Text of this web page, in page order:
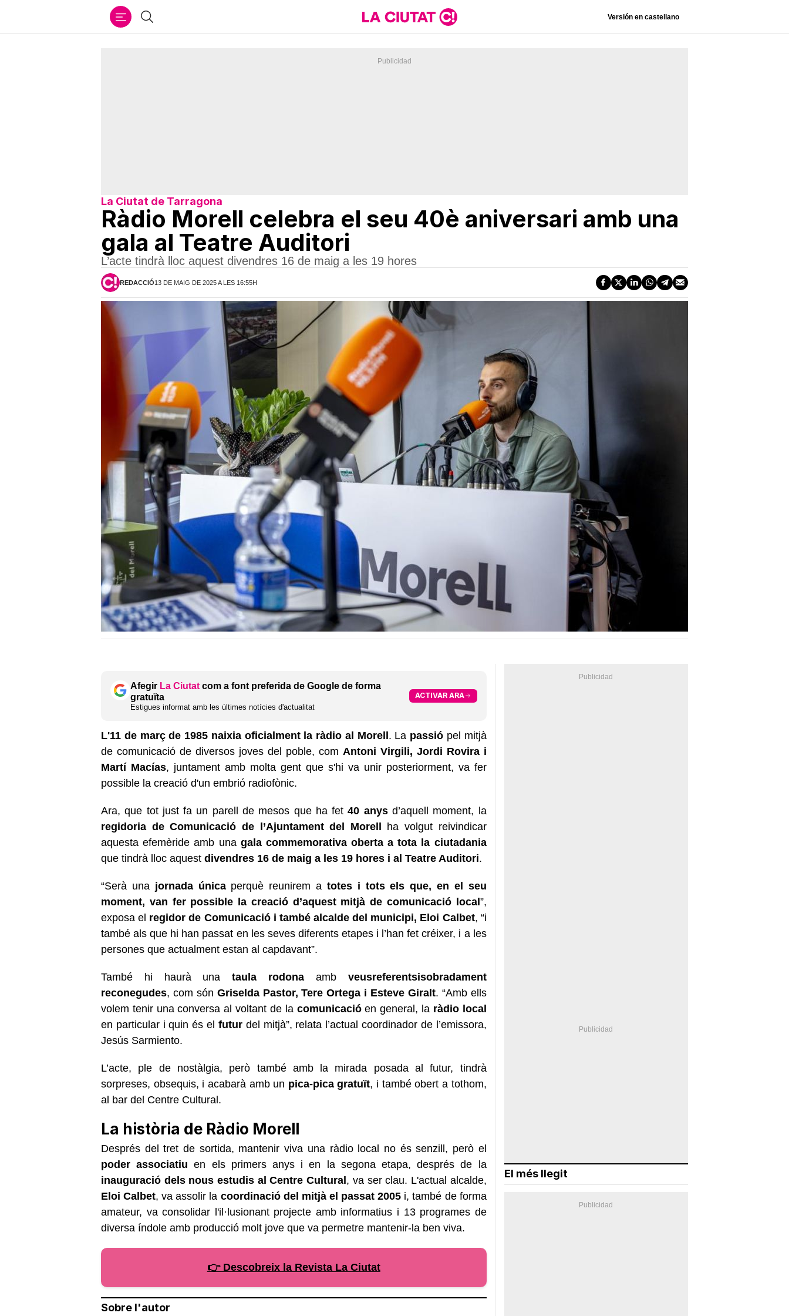
Cercar Versión en castellano
La Ciutat de Tarragona
Ràdio Morell celebra el seu 40è aniversari amb una
gala al Teatre Auditori
L’acte tindrà lloc aquest divendres 16 de maig a les 19 hores
REDACCIÓ13 DE MAIG DE 2025 A LES 16:55H
Afegir La Ciutat com a font preferida de Google de forma
gratuïta
Estigues informat amb les últimes notícies d'actualitat
ACTIVAR ARA
L'11 de març de 1985 naixia oficialment la ràdio al Morell. La passió pel mitjà
de comunicació de diversos joves del poble, com Antoni Virgili, Jordi Rovira i
Martí Macías, juntament amb molta gent que s'hi va unir posteriorment, va fer
possible la creació d'un embrió radiofònic.
Ara, que tot just fa un parell de mesos que ha fet40 anysd’aquell moment, la
regidoria de Comunicació de l’Ajuntament del Morell ha volgut reivindicar
aquesta efemèride amb una gala commemorativa oberta a tota la ciutadania
que tindrà lloc aquest divendres 16 de maig a les 19 hores i al Teatre Auditori.
“Serà una jornada única perquè reunirem a totes i tots els que, en el seu
moment, van fer possible la creació d’aquest mitjà de comunicació local”,
exposa el regidor de Comunicació i també alcalde del municipi, Eloi Calbet, “i
també als que hi han passat en les seves diferents etapes i l’han fet créixer, i a les
persones que actualment estan al capdavant”.
També hi haurà unataula rodona amb veusreferentsisobradament
reconegudes, com són Griselda Pastor, Tere Ortega i Esteve Giralt. “Amb ells
volem tenir una conversa al voltant de la comunicacióen general, la ràdio local
en particular i quin és el futur del mitjà”, relata l’actual coordinador de l’emissora,
Jesús Sarmiento.
L’acte, ple de nostàlgia, però també amb la mirada posada al futur, tindrà
sorpreses, obsequis, i acabarà amb un pica-pica gratuït, i també obert a tothom,
al bar del Centre Cultural.
La història de Ràdio Morell
Després del tret de sortida, mantenir viva una ràdio local no és senzill, però el
poder associatiuen els primers anys i en la segona etapa, després de la
inauguració dels nous estudis al Centre Cultural, va ser clau. L'actual alcalde,
Eloi Calbet, va assolir la coordinació del mitjà el passat 2005 i, també de forma
amateur, va consolidar l'il·lusionant projecte amb informatius i 13 programes de
diversa índole amb producció molt jove que va permetre mantenir-la ben viva.
👉 Descobreix la Revista La Ciutat
Sobre l'autor
El més llegit